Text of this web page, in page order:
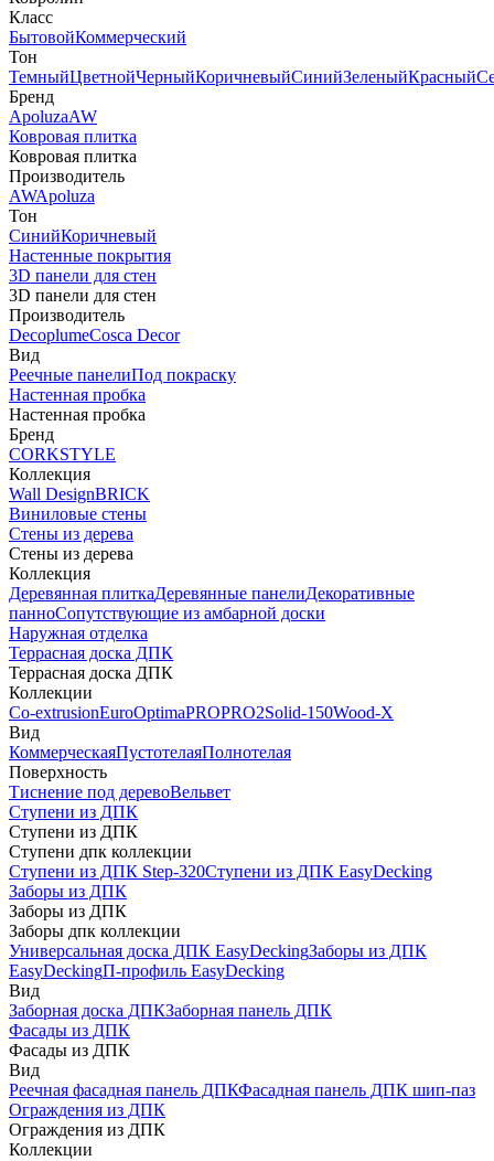
Класс
БытовойКоммерческий
Тон
ТемныйЦветнойЧерныйКоричневыйСинийЗеленыйКрасный
Бренд
ApoluzaAW
Ковровая плитка
Ковровая плитка
Производитель
AWApoluza
Тон
СинийКоричневый
Настенные покрытия
3D панели для стен
3D панели для стен
Производитель
DecoplumeCosca Decor
Вид
Реечные панелиПод покраску
Настенная пробка
Настенная пробка
Бренд
CORKSTYLE
Коллекция
Wall DesignBRICK
Виниловые стены
Стены из дерева
Стены из дерева
Коллекция
Деревянная плиткаДеревянные панелиДекоративные
панноСопутствующие из амбарной доски
Наружная отделка
Террасная доска ДПК
Террасная доска ДПК
Коллекции
Co-extrusionEuroOptimaPROPRO2Solid-150Wood-X
Вид
КоммерческаяПустотелаяПолнотелая
Поверхность
Тиснение под деревоВельвет
Ступени из ДПК
Ступени из ДПК
Ступени дпк коллекции
Ступени из ДПК Step-320Ступени из ДПК EasyDecking
Заборы из ДПК
Заборы из ДПК
Заборы дпк коллекции
Универсальная доска ДПК EasyDeckingЗаборы из ДПК
EasyDeckingП-профиль EasyDecking
Вид
Заборная доска ДПКЗаборная панель ДПК
Фасады из ДПК
Фасады из ДПК
Вид
Реечная фасадная панель ДПКФасадная панель ДПК шип-паз
Ограждения из ДПК
Ограждения из ДПК
Коллекции